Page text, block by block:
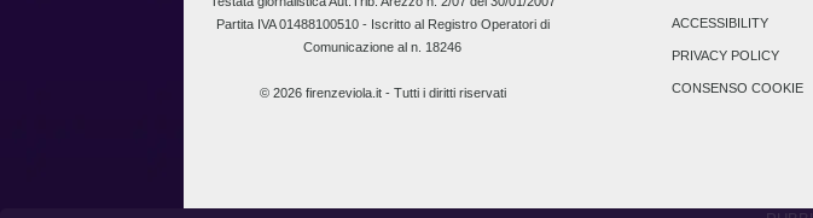
Partita IVA 01488100510 - Iscritto al Registro Operatori di
Comunicazione al n. 18246
© 2026 firenzeviola.it - Tutti i diritti riservati
ACCESSIBILITY
PRIVACY POLICY
CONSENSO COOKIE